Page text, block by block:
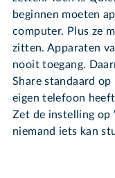
beginnen moeten
computer. Plus ze
zitten. Apparaten
nooit toegang.
Share standaard
eigen telefoon
Zet de instelling op
niemand iets kan